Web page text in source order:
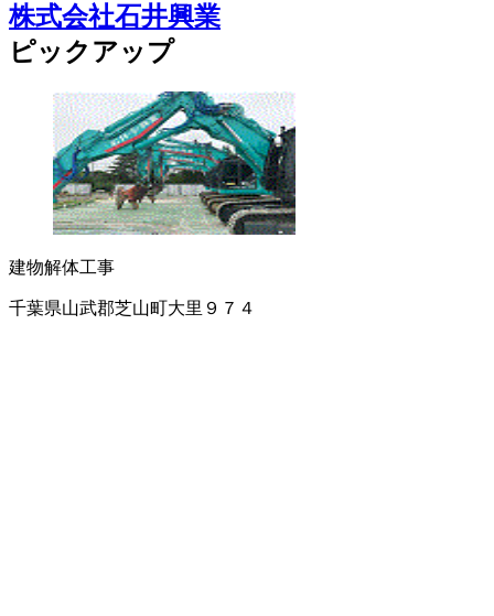
株式会社石井興業
ピックアップ
建物解体工事
千葉県山武郡芝山町大里９７４